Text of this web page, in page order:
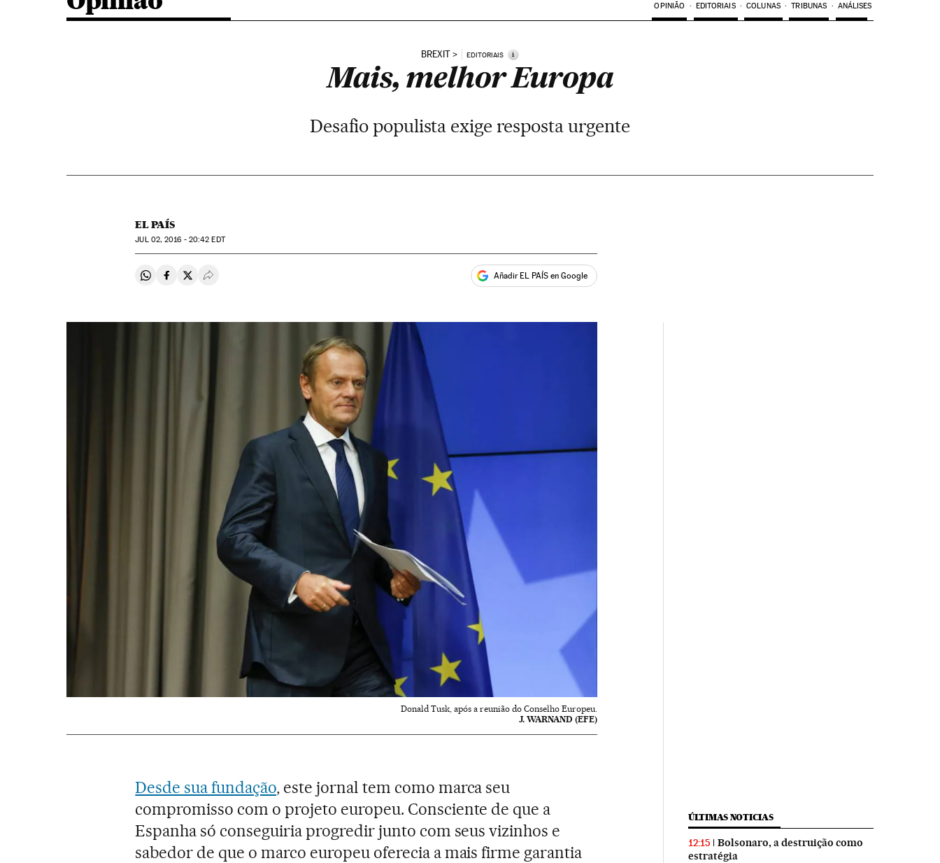
OPINIÃO EDITORIAIS COLUNAS TRIBUNAS ANÁLISES
BREXIT EDITORIAIS i
Mais, melhor Europa
Desafio populista exige resposta urgente
EL PAÍS
JUL02, 2016 - 20:42 EDT
Compartir en Whatsapp
Compartir en Facebook
Compartir en Twitter
Desplegar Redes Sociales Añadir EL PAÍS en Google
Donald Tusk, após a reunião do Conselho Europeu.
J. WARNAND (EFE)
Desde sua fundação, este jornal tem como marca seu
compromisso com o projeto europeu. Consciente de que a
Espanha só conseguiria progredir junto com seus vizinhos e
sabedor de que o marco europeu oferecia a mais firme garantia
ÚLTIMAS NOTICIAS
12:15
Bolsonaro, a destruição como
estratégia